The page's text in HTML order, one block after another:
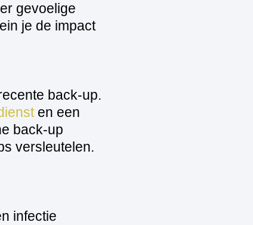
gevoelige
je de impact
back‑up.
en een
back‑up
versleutelen.
infectie